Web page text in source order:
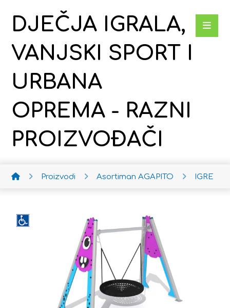
DJEČJA IGRALA,
VANJSKI SPORT I
URBANA
OPREMA - RAZNI
PROIZVOĐAČI
Proizvodi Asortiman AGAPITO IGRE